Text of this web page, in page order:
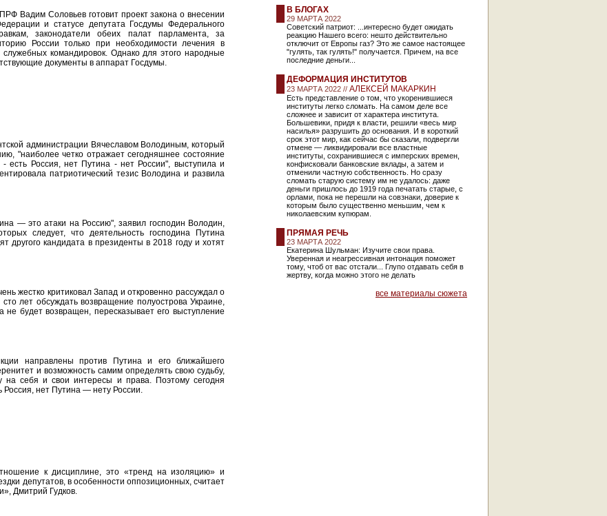
Вадим Соловьев готовит проект закона о внесении
и статусе депутата Госдумы Федерального
законодатели обеих палат парламента, за
России только при необходимости лечения в
командировок. Однако для этого народные
документы в аппарат Госдумы.
администрации Вячеславом Володиным, который
"наиболее четко отражает сегодняшнее состояние
Россия, нет Путина - нет России", выступила и
патриотический тезис Володина и развила
— это атаки на Россию", заявил господин Володин,
следует, что деятельность господина Путина
другого кандидата в президенты в 2018 году и хотят
жестко критиковал Запад и откровенно рассуждал о
лет обсуждать возвращение полуострова Украине,
не будет возвращен, пересказывает его выступление
направлены против Путина и его ближайшего
и возможность самим определять свою судьбу,
на себя и свои интересы и права. Поэтому сегодня
Россия, нет Путина — нету России.
к дисциплине, это «тренд на изоляцию» и
депутатов, в особенности оппозиционных, считает
Дмитрий Гудков.
В БЛОГАХ
29 МАРТА 2022
Советский патриот: ...интересно будет ожидать
реакцию Нашего всего: нешто действительно
отключит от Европы газ? Это же самое настоящее
"гулять, так гулять!" получается. Причем, на все
последние деньги...
ДЕФОРМАЦИЯ ИНСТИТУТОВ
23 МАРТА 2022 // АЛЕКСЕЙ МАКАРКИН
Есть представление о том, что укоренившиеся
институты легко сломать. На самом деле все
сложнее и зависит от характера института.
Большевики, придя к власти, решили «весь мир
насилья» разрушить до основания. И в короткий
срок этот мир, как сейчас бы сказали, подвергли
отмене — ликвидировали все властные
институты, сохранившиеся с имперских времен,
конфисковали банковские вклады, а затем и
отменили частную собственность. Но сразу
сломать старую систему им не удалось: даже
деньги пришлось до 1919 года печатать старые, с
орлами, пока не перешли на совзнаки, доверие к
которым было существенно меньшим, чем к
николаевским купюрам.
ПРЯМАЯ РЕЧЬ
23 МАРТА 2022
Екатерина Шульман: Изучите свои права.
Уверенная и неагрессивная интонация поможет
тому, чтоб от вас отстали... Глупо отдавать себя в
жертву, когда можно этого не делать
все материалы сюжета